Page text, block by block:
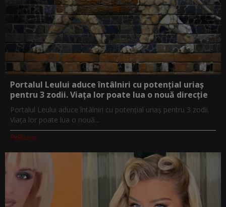
Portalul Leului aduce întâlniri cu potențial uriaș
pentru 3 zodii. Viața lor poate lua o nouă direcție
Portalul Leului aduce întâlniri cu potențial uriaș pentru 3 zodii.
Viața lor poate lua o nouă...
PeRoz.ro